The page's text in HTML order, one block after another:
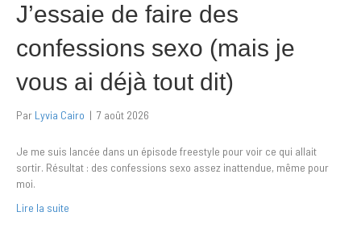
J’essaie de faire des
confessions sexo (mais je
vous ai déjà tout dit)
Par Lyvia Cairo | 7 août 2026
Je me suis lancée dans un épisode freestyle pour voir ce qui allait
sortir. Résultat : des confessions sexo assez inattendue, même pour
moi.
Lire la suite